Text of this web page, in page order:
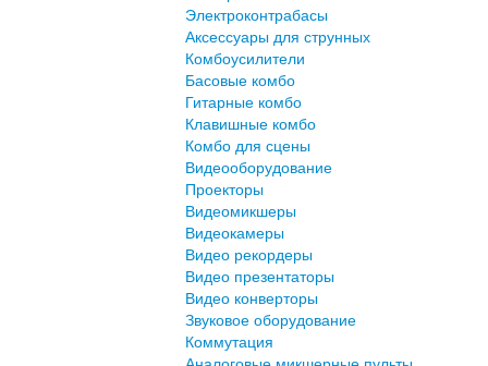
Электроконтрабасы
Аксессуары для струнных
Комбоусилители
Басовые комбо
Гитарные комбо
Клавишные комбо
Комбо для сцены
Видеооборудование
Проекторы
Видеомикшеры
Видеокамеры
Видео рекордеры
Видео презентаторы
Видео конверторы
Звуковое оборудование
Коммутация